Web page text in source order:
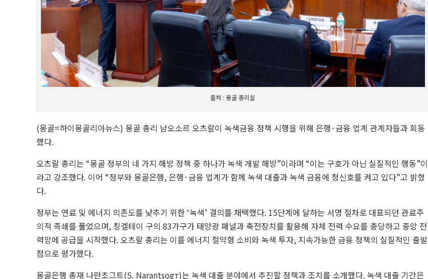
출처 : 몽골 총리실
(몽골=하이몽골리아뉴스) 몽골 총리 냠오소르 오츠랄이 녹색금융 정책 시행을 위해 은행·금융 업계 관계자들과 회동
했다.
오츠랄 총리는 “몽골 정부의 네 가지 해방 정책 중 하나가 녹색 개발 해방”이라며 “이는 구호가 아닌 실질적인 행동”이
라고 강조했다. 이어 “정부와 몽골은행, 은행·금융 업계가 함께 녹색 대출과 녹색 금융에 청신호를 켜고 있다”고 밝혔
다.
정부는 연료 및 에너지 의존도를 낮추기 위한 ‘녹색’ 결의를 채택했다. 15단계에 달하는 서명 절차로 대표되던 관료주
의적 족쇄를 풀었으며, 칭겔테이 구의 83가구가 태양광 패널과 축전장치를 활용해 자체 전력 수요를 충당하고 중앙 전
력망에 공급을 시작했다. 오츠랄 총리는 이를 에너지 절약형 소비와 녹색 투자, 지속가능한 금융 정책의 실질적인 출발
점으로 평가했다.
몽골은행 총재 나란초그트(S. Narantsogт)는 녹색 대출 분야에서 추진할 정책과 조치를 소개했다. 녹색 대출 기간은